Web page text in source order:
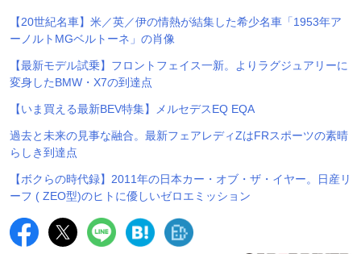
【20世紀名車】米／英／伊の情熱が結集した希少名車「1953年ア
ーノルトMGベルトーネ」の肖像
【最新モデル試乗】フロントフェイス一新。よりラグジュアリーに
変身したBMW・X7の到達点
【いま買える最新BEV特集】メルセデスEQ EQA
過去と未来の見事な融合。最新フェアレディZはFRスポーツの素晴
らしき到達点
【ボクらの時代録】2011年の日本カー・オブ・ザ・イヤー。日産リ
ーフ ( ZEO型)のヒトに優しいゼロエミッション